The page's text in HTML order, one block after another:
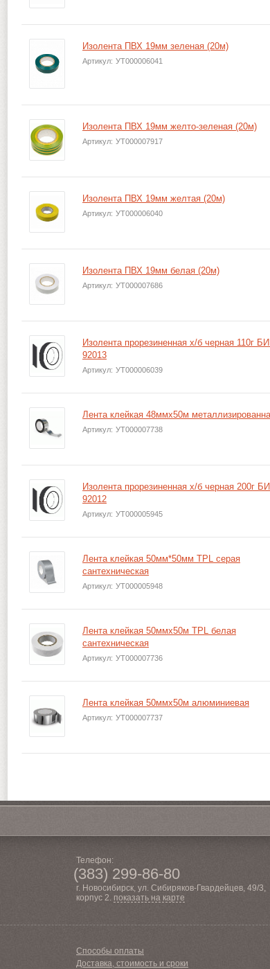
Изолента ПВХ 19мм зеленая (20м)
Артикул: УТ000006041
Изолента ПВХ 19мм желто-зеленая (20м)
Артикул: УТ000007917
Изолента ПВХ 19мм желтая (20м)
Артикул: УТ000006040
Изолента ПВХ 19мм белая (20м)
Артикул: УТ000007686
Изолента прорезиненная х/б черная 110г
92013
Артикул: УТ000006039
Лента клейкая 48ммх50м
Артикул: УТ000007738
Изолента прорезиненная х/б черная 200г
92012
Артикул: УТ000005945
Лента клейкая 50мм*50мм TPL серая
сантехническая
Артикул: УТ000005948
Лента клейкая 50ммх50м TPL белая
сантехническая
Артикул: УТ000007736
Лента клейкая 50ммх50м алюминиевая
Артикул: УТ000007737
Телефон:
(383) 299-86-80
г. Новосибирск, ул. Сибиряков-Гвардейцев, 49/3,
корпус 2. показать на карте
Способы оплаты
Доставка, стоимость и сроки